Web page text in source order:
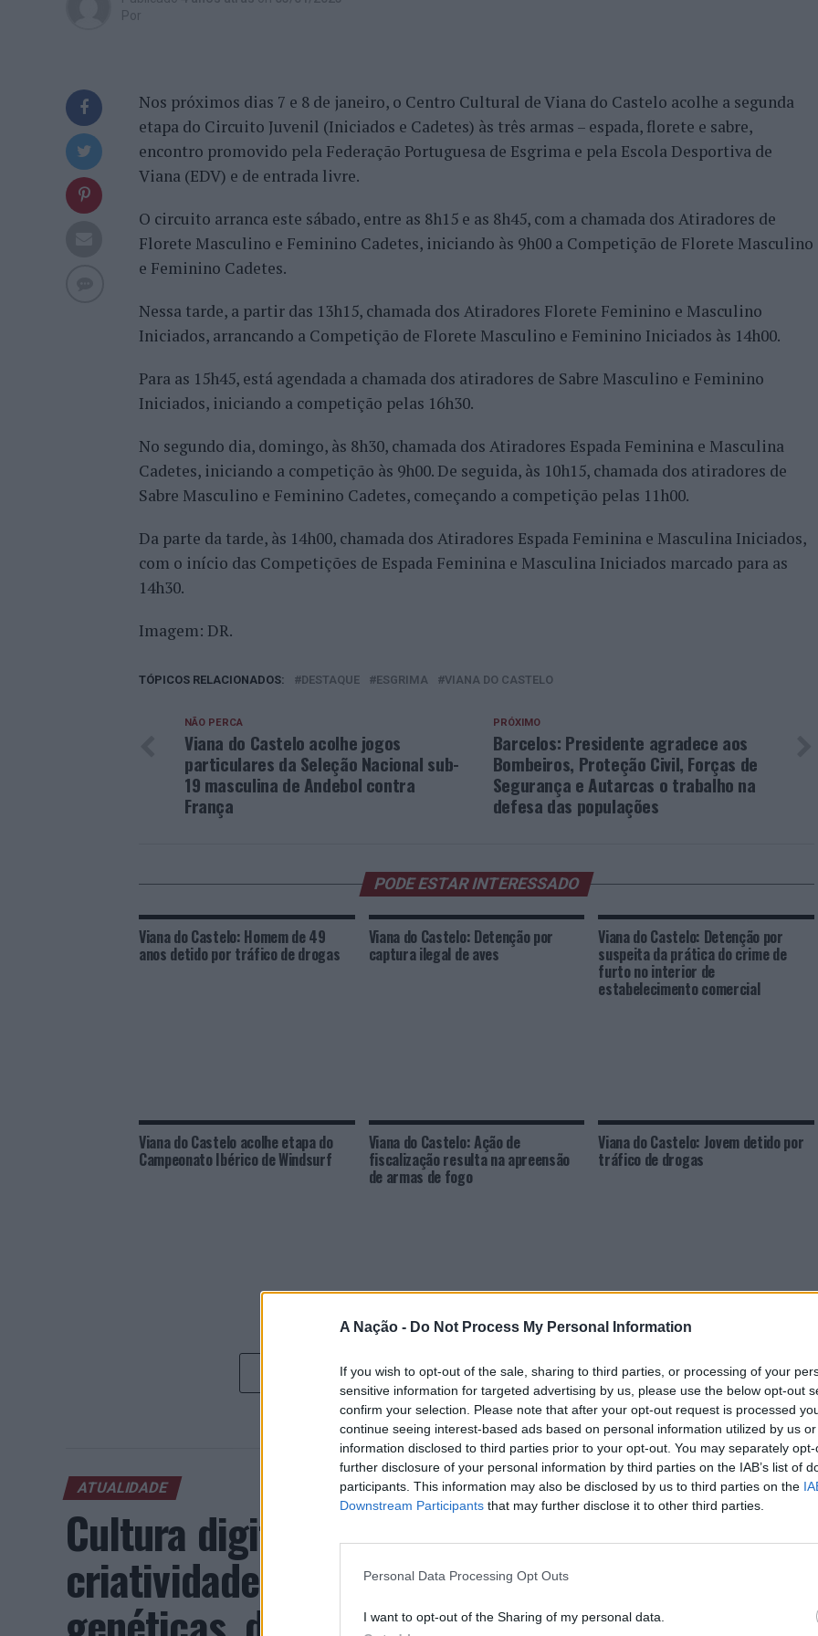
A Nação - Do Not Process My Personal Information
If you wish to opt-out of the sale, sharing to third parties, or processing of your
sensitive information for targeted advertising by us, please use the below opt-out
confirm your selection. Please note that after your opt-out request is processed
continue seeing interest-based ads based on personal information utilized by us
information disclosed to third parties prior to your opt-out. You may separately
further disclosure of your personal information by third parties on the IAB’s list of
participants. This information may also be disclosed by us to third parties on the
Downstream Participants that may further disclose it to other third parties.
Personal Data Processing Opt Outs
I want to opt-out of the Sharing of my personal data.
Por
Nos próximos dias 7 e 8 de janeiro, o Centro Cultural de Viana do Castelo acolhe a segunda
etapa do Circuito Juvenil (Iniciados e Cadetes) às três armas – espada, florete e sabre,
encontro promovido pela Federação Portuguesa de Esgrima e pela Escola Desportiva de
Viana (EDV) e de entrada livre.
O circuito arranca este sábado, entre as 8h15 e as 8h45, com a chamada dos Atiradores de
Florete Masculino e Feminino Cadetes, iniciando às 9h00 a Competição de Florete Masculino
e Feminino Cadetes.
Nessa tarde, a partir das 13h15, chamada dos Atiradores Florete Feminino e Masculino
Iniciados, arrancando a Competição de Florete Masculino e Feminino Iniciados às 14h00.
Para as 15h45, está agendada a chamada dos atiradores de Sabre Masculino e Feminino
Iniciados, iniciando a competição pelas 16h30.
No segundo dia, domingo, às 8h30, chamada dos Atiradores Espada Feminina e Masculina
Cadetes, iniciando a competição às 9h00. De seguida, às 10h15, chamada dos atiradores de
Sabre Masculino e Feminino Cadetes, começando a competição pelas 11h00.
Da parte da tarde, às 14h00, chamada dos Atiradores Espada Feminina e Masculina Iniciados,
com o início das Competições de Espada Feminina e Masculina Iniciados marcado para as
14h30.
Imagem: DR.
TÓPICOS RELACIONADOS: DESTAQUE ESGRIMA VIANA DO CASTELO
PRÓXIMO
Barcelos: Presidente agradece aos
Bombeiros, Proteção Civil, Forças de
Segurança e Autarcas o trabalho na
defesa das populações
NÃO PERCA
Viana do Castelo acolhe jogos
particulares da Seleção Nacional sub-
19 masculina de Andebol contra
França
PODE ESTAR INTERESSADO
Viana do Castelo: Homem de 49
anos detido por tráfico de drogas
Viana do Castelo: Detenção por
captura ilegal de aves
Viana do Castelo: Detenção por
suspeita da prática do crime de
furto no interior de
estabelecimento comercial
Viana do Castelo acolhe etapa do
Campeonato Ibérico de Windsurf
Viana do Castelo: Ação de
fiscalização resulta na apreensão
de armas de fogo
Viana do Castelo: Jovem detido por
tráfico de drogas
CLIQUE PARA COMENTAR
ATUALIDADE
Cultura digital pode “comprometer” a
criatividade antes de “provocar” mudanças